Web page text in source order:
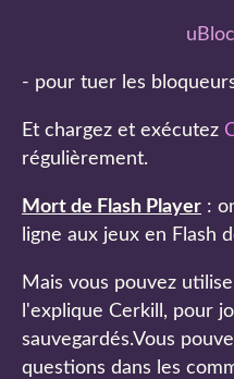
- pour tuer les
Et chargez et exécutez
régulièrement.
Mort de Flash Player :
ligne aux jeux en Flash
Mais vous pouvez
l'explique Cerkill, pour
sauvegardés.Vous
questions dans les